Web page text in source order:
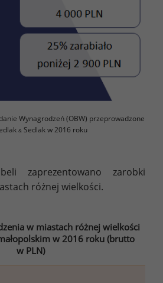
Wynagrodzeń (OBW) przeprowadzone
&Sedlak w 2016 roku
zaprezentowano zarobki
różnej wielkości.
w miastach różnej wielkości
w 2016 roku (brutto
w PLN)